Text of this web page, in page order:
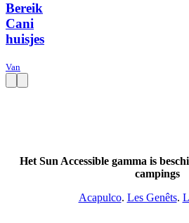
Bereik
Cani
huisjes
Van
Het Sun Accessible gamma is
campings
Acapulco. Les Genêts.